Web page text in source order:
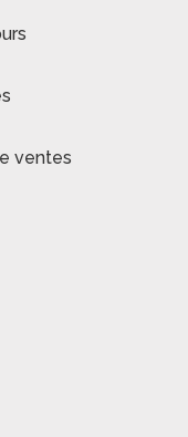
ventes